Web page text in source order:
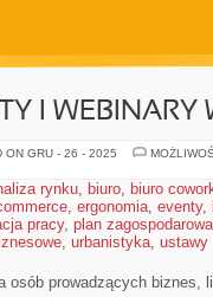
I WEBINARY
ON GRU - 26 - 2025
rynku, biuro, biuro
, ergonomia, eventy,
pracy, plan
, urbanistyka, ustawy
osób prowadzących